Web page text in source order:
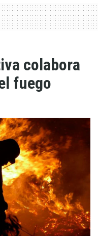
colabora
fuego